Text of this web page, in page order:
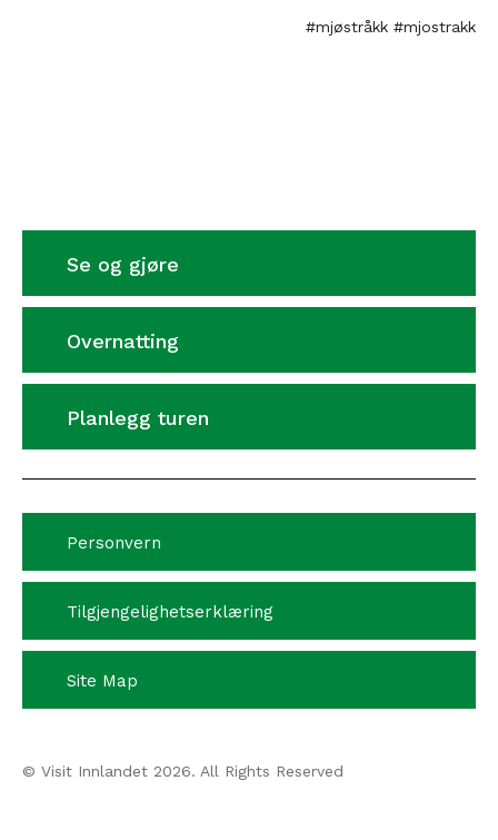
#mjøstråkk #mjostrakk
Se og gjøre
Overnatting
Planlegg turen
Personvern
Tilgjengelighetserklæring
Site Map
© Visit Innlandet 2026. All Rights Reserved